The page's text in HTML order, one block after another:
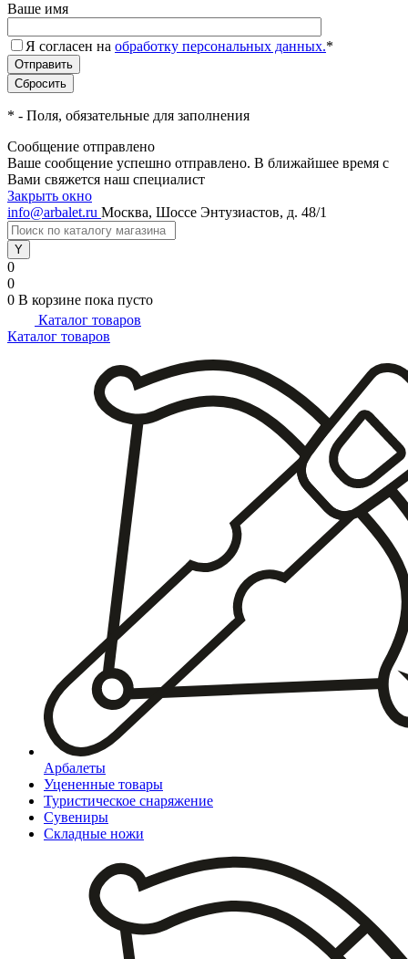
Ваше имя
Я согласен на обработку персональных данных.*
* - Поля, обязательные для заполнения
Сообщение отправлено
Ваше сообщение успешно отправлено. В ближайшее время с
Вами свяжется наш специалист
Закрыть окно
info@arbalet.ru Москва, Шоссе Энтузиастов, д. 48/1
0
0
0 В корзине пока пусто
Каталог товаров
Каталог товаров
Арбалеты
Уцененные товары
Туристическое снаряжение
Сувениры
Складные ножи